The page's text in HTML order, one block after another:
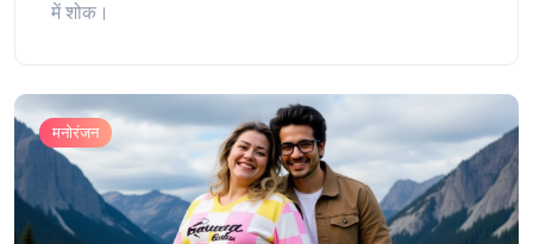
में शोक।
मनोरंजन